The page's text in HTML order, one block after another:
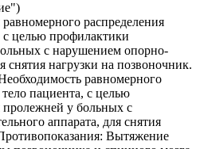
распределения
с целью профилактики
с нарушением опорно-
снятия нагрузки на позвоночник.
равномерного
пациента, с целью
пролежней у больных с
аппарата, для снятия
Вытяжение